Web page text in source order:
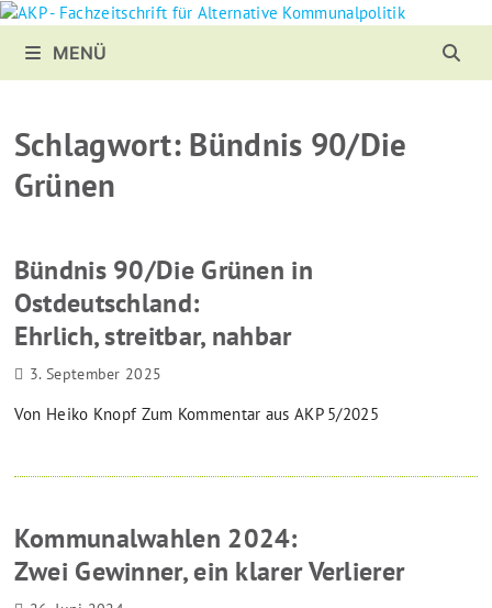
Zurück
Inhalt
MENÜ
Schlagwort: Bündnis 90/Die
Grünen
Bündnis 90/Die Grünen in
Ostdeutschland:
Ehrlich, streitbar, nahbar
3. September 2025
Von Heiko Knopf Zum Kommentar aus AKP 5/2025
Kommunalwahlen 2024:
Zwei Gewinner, ein klarer Verlierer